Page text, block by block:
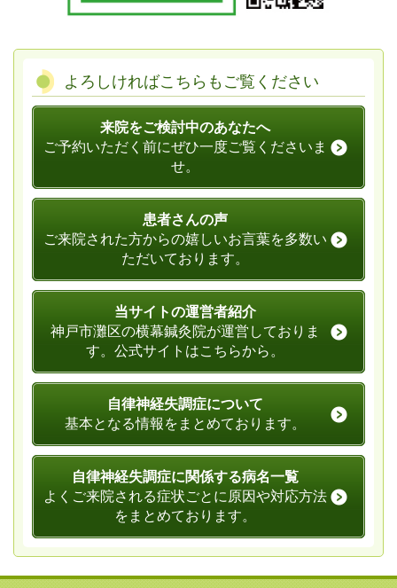
よろしければこちらもご覧ください
来院をご検討中のあなたへ
ご予約いただく前にぜひ一度ご覧くださいま
せ。
患者さんの声
ご来院された方からの嬉しいお言葉を多数い
ただいております。
当サイトの運営者紹介
神戸市灘区の横幕鍼灸院が運営しておりま
す。公式サイトはこちらから。
自律神経失調症について
基本となる情報をまとめております。
自律神経失調症に関係する病名一覧
よくご来院される症状ごとに原因や対応方法
をまとめております。